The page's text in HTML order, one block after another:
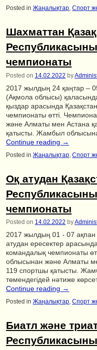
Posted in Жаңалықтар Спорт
Шахматтан
чемпионаты
Posted on 14.02.2022 by
2017 жылдың 24 қаңтар –
(Ақмола облысы)
қыздар арасында
чемпионаты өтті.
және Алматы мен Астана
қатысты. Жамбыл
Continue reading →
Posted in Жаңалықтар Спорт
Оқ атудан
чемпионаты
Posted on 14.02.2022 by
2017 жылдың 01 - 07
атудан ересектер
командалық чемпионаты
облысынан және Алматы
119 спортшы қатысты.
төмендегідей нәтиже
Continue reading →
Posted in Жаңалықтар Спорт
Биатл және